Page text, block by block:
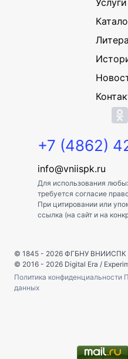
Услуги
+7 (4862)
info@vniispk.ru
Для использования
требуется согласие
При цитировании или
ссылка (на сайт и на
© 1845 - 2026 ФГБНУ ВНИИСПК
© 2016 - 2026 Digital Era /
Политика конфиденциальности
данных